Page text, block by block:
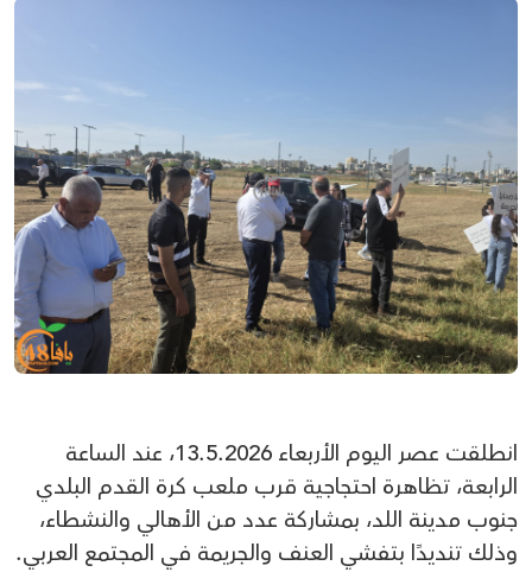
انطلقت عصر اليوم الأربعاء 13.5.2026، عند الساعة
الرابعة، تظاهرة احتجاجية قرب ملعب كرة القدم البلدي
جنوب مدينة اللد، بمشاركة عدد من الأهالي والنشطاء،
وذلك تنديدًا بتفشي العنف والجريمة في المجتمع العربي.